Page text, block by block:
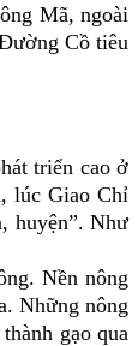
Mã, ngoài
Cồ tiêu
triển cao ở
lúc Giao Chỉ
huyện”. Như
Nền nông
Những nông
gạo qua